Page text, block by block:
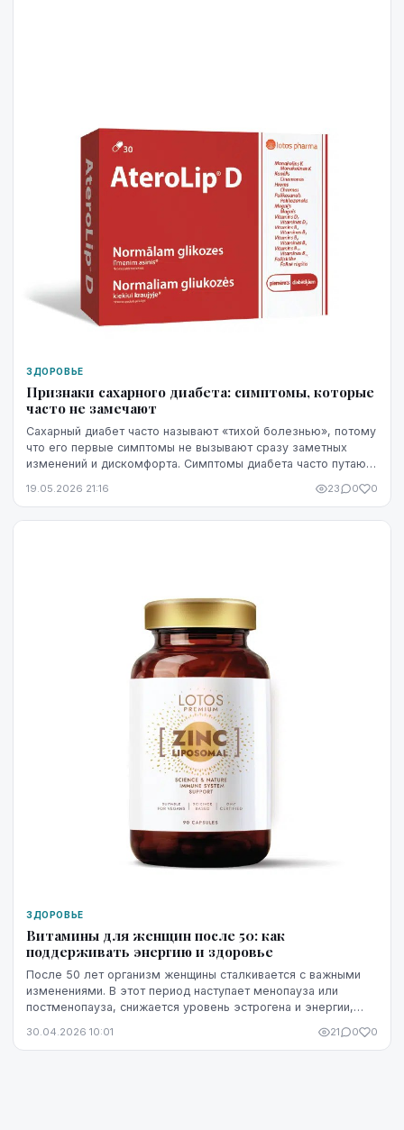
ЗДОРОВЬЕ
Признаки сахарного диабета: симптомы, которые
часто не замечают
Сахарный диабет часто называют «тихой болезнью», потому
что его первые симптомы не вызывают сразу заметных
изменений и дискомфорта. Симптомы диабета часто путают
19.05.2026 21:16 23 0 0
ЗДОРОВЬЕ
Витамины для женщин после 50: как
поддерживать энергию и здоровье
После 50 лет организм женщины сталкивается с важными
изменениями. В этот период наступает менопауза или
постменопауза, снижается уровень эстрогена и энергии,
30.04.2026 10:01 21 0 0